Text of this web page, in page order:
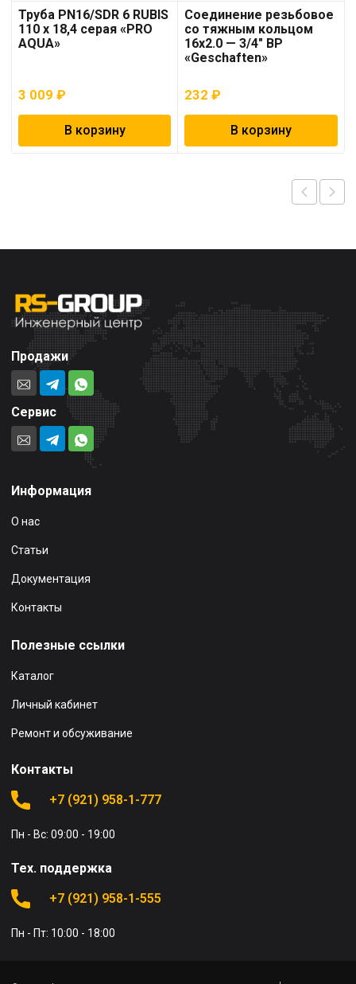
Труба PN16/SDR 6 RUBIS
110 x 18,4 серая «PRO
AQUA»
3 009 ₽
В корзину
Соединение резьбовое
со тяжным кольцом
16х2.0 — 3/4″ ВР
«Geschaften»
232₽
В корзину
Продажи
Сервис
Информация
О нас
Статьи
Документация
Контакты
Полезные ссылки
Каталог
Личный кабинет
Ремонт и обсуживание
Контакты
+7 (921) 958-1-777
Пн - Вс: 09:00 - 19:00
Тех. поддержка
+7 (921) 958-1-555
Пн - Пт: 10:00 - 18:00